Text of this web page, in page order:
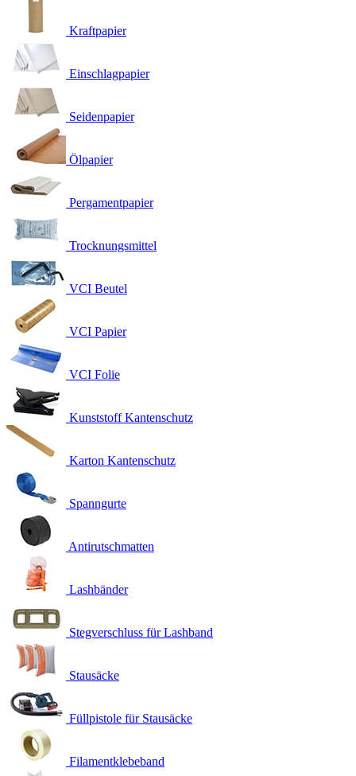
Kraftpapier
Einschlagpapier
Seidenpapier
Ölpapier
Pergamentpapier
Trocknungsmittel
VCI Beutel
VCI Papier
VCI Folie
Kunststoff Kantenschutz
Karton Kantenschutz
Spanngurte
Antirutschmatten
Lashbänder
Stegverschluss für Lashband
Stausäcke
Füllpistole für Stausäcke
Filamentklebeband